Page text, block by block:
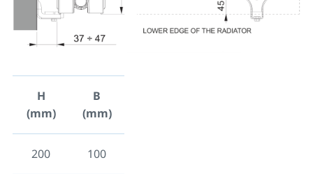
H
(mm)
B
(mm)
200 100